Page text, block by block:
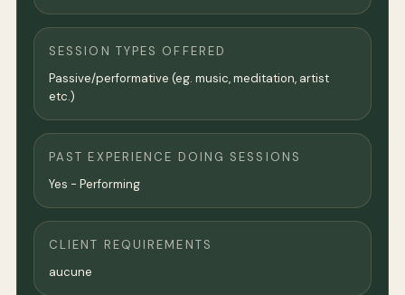
SESSION TYPES OFFERED
Passive/performative (eg. music, meditation, artist
etc.)
PAST EXPERIENCE DOING SESSIONS
Yes - Performing
CLIENT REQUIREMENTS
aucune